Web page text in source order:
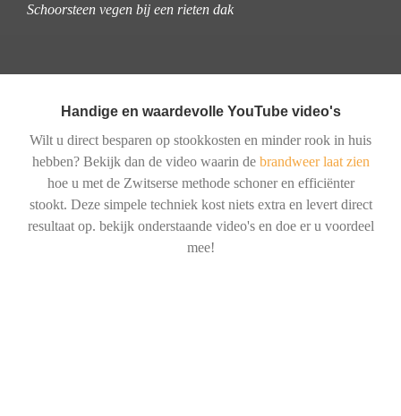
Schoorsteen vegen bij een rieten dak
Handige en waardevolle YouTube video's
Wilt u direct besparen op stookkosten en minder rook in huis
hebben? Bekijk dan de video waarin de brandweer laat zien
hoe u met de Zwitserse methode schoner en efficiënter
stookt. Deze simpele techniek kost niets extra en levert direct
resultaat op. bekijk onderstaande video's en doe er u voordeel
mee!